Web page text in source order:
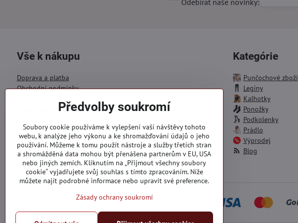
Vše k nákupu
Doprava a platba
Obchodní podmínky
Reklamační formulář
Objednávky
Stav objednávky
Kategórie
Punčochové zboží
Legíny
Kalhotky
Ponožky
Podkolenky
Prádlo
Výprodej
Blog
Předvolby soukromí
Soubory cookie používáme k vylepšení vaší návštěvy tohoto
webu, k analýze jeho výkonu a ke shromažďování údajů o jeho
používání. Můžeme k tomu použít nástroje a služby třetích stran
a shromážděná data mohou být přenášena partnerům v EU, USA
nebo jiných zemích. Kliknutím na „Přijmout všechny soubory
cookie“ vyjadřujete svůj souhlas s tímto zpracováním. Níže
můžete najít podrobné informace nebo upravit své preference.
Zásady ochrany soukromí